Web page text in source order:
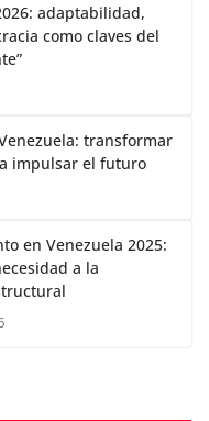
adaptabilidad,
como claves del
transformar
impulsar el futuro
en Venezuela 2025:
a la